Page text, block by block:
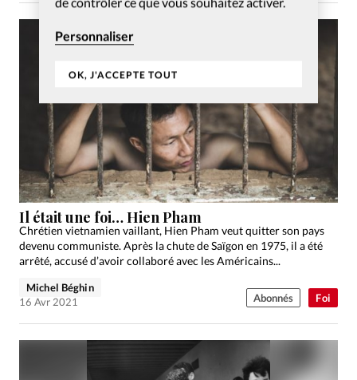
Personnaliser
OK, J'ACCEPTE TOUT
Foi
Il était une foi… Hien Pham
Chrétien vietnamien vaillant, Hien Pham veut quitter son pays
devenu communiste. Après la chute de Saïgon en 1975, il a été
arrêté, accusé d’avoir collaboré avec les Américains...
Michel Béghin
16 Avr 2021
Abonnés